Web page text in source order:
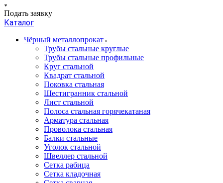
Подать заявку
Каталог
Чёрный металлопрокат
Трубы стальные круглые
Трубы стальные профильные
Круг стальной
Квадрат стальной
Поковка стальная
Шестигранник стальной
Лист стальной
Полоса стальная горячекатаная
Арматура стальная
Проволока стальная
Балки стальные
Уголок стальной
Швеллер стальной
Сетка рабица
Сетка кладочная